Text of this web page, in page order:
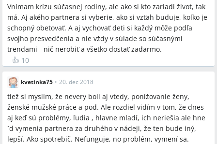
Vnímam krízu súčasnej rodiny, ale ako si kto zariadi život, tak
má. Aj akého partnera si vyberie, ako si vzťah buduje, koľko je
schopný obetovať. A aj vychovať deti si každý môže podľa
svojho presvedčenia a nie vždy v súlade so súčasnými
trendami - nič nerobiť a všetko dostať zadarmo.
👍 10
kvetinka75 • 20. dec 2018
tiež si myslím, že nevery boli aj vtedy, ponižovanie ženy,
ženské mužské práce a pod. Ale rozdiel vidím v tom, že dnes
aj keď sú problémy, ľudia , hlavne mladí, ich neriešia ale hne
´d vymenia partnera za druhého v nádeji, že ten bude iný,
lepší. Ako spotrebič. Nefunguje, no problém, vymení sa.